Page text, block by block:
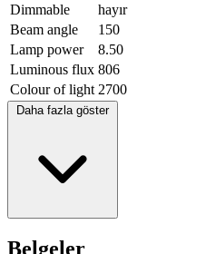
Dimmable
hayır
Beam angle
150
Lamp power
8.50
Luminous flux 806
Colour of light 2700
Daha fazla göster
Belgeler